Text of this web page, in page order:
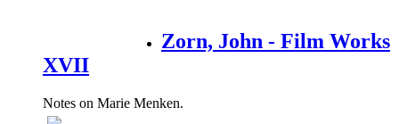
Zorn, John - Film Works
XVII
Notes on Marie Menken.